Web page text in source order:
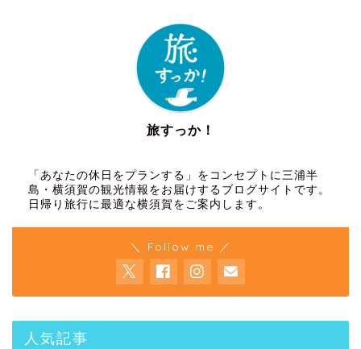
旅すっか！
「あなたの休日をプランする」をコンセプトに三浦半
島・横須賀の観光情報をお届けするブログサイトです。
日帰り旅行に最適な横須賀をご案内します。
＼ Follow me ／
人気記事